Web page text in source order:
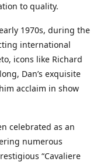
to quality.
1970s, during the
international
icons like Richard
Dan’s exquisite
acclaim in show
celebrated as an
numerous
“Cavaliere